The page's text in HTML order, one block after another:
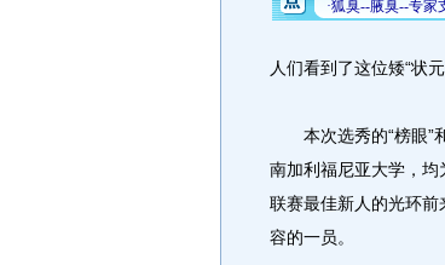
人们看到了这位矮“状元
本次选秀的“榜眼”和
南加利福尼亚大学，
联赛最佳新人的光环
容的一员。